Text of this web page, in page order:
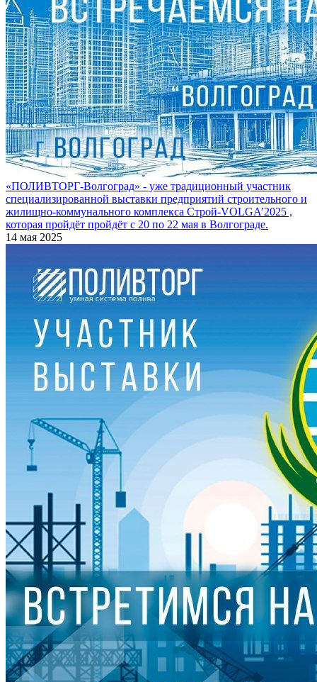
«ПОЛИВТОРГ-Волгоград» - уже традиционный участник
специализированной выставки предприятий строительного и
жилищно-коммунального комплекса Строй-VOLGA’2025 ,
которая пройдёт пройдёт с 20 по 22 мая в Волгограде.
14 мая 2025